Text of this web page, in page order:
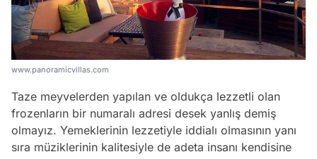
www.panoramicvillas.com
Taze meyvelerden yapılan ve oldukça lezzetli olan
frozenların bir numaralı adresi desek yanlış demiş
olmayız. Yemeklerinin lezzetiyle iddialı olmasının yanı
sıra müziklerinin kalitesiyle de adeta insanı kendisine